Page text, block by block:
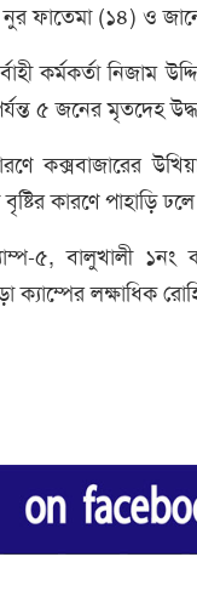
নুর ফাতেমা (১৪) ও
কর্মকর্তা নিজাম
৫ জনের মৃতদেহ
কক্সবাজারের
কারণে পাহাড়ি
৫, বালুখালী ১নং
লক্ষাধিক